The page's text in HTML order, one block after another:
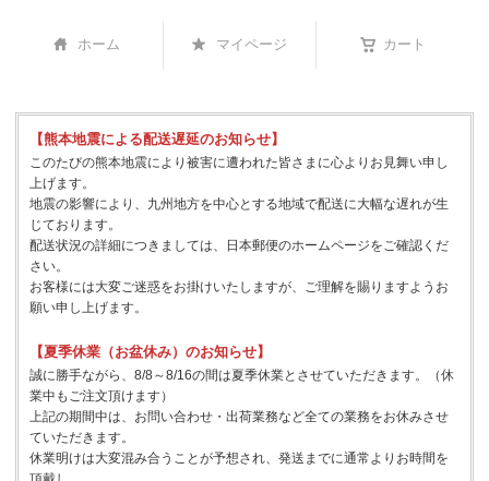
ホーム マイページ カート
【熊本地震による配送遅延のお知らせ】
このたびの熊本地震により被害に遭われた皆さまに心よりお見舞い申し
上げます。
地震の影響により、九州地方を中心とする地域で配送に大幅な遅れが生
じております。
配送状況の詳細につきましては、日本郵便のホームページをご確認くだ
さい。
お客様には大変ご迷惑をお掛けいたしますが、ご理解を賜りますようお
願い申し上げます。
【夏季休業（お盆休み）のお知らせ】
誠に勝手ながら、8/8～8/16の間は夏季休業とさせていただきます。（休
業中もご注文頂けます）
上記の期間中は、お問い合わせ・出荷業務など全ての業務をお休みさせ
ていただきます。
休業明けは大変混み合うことが予想され、発送までに通常よりお時間を